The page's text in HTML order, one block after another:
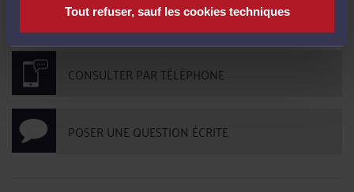
Tout refuser, sauf les cookies techniques
CONSULTER PAR VIDÉO
CONSULTER PAR TÉLÉPHONE
POSER UNE QUESTION ÉCRITE